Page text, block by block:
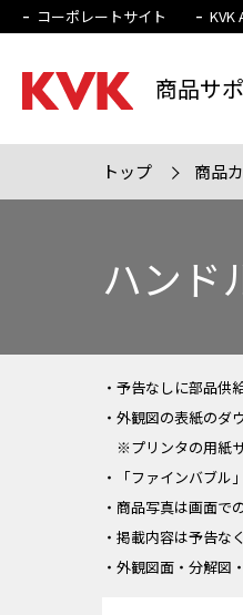
商品サ
コーポレートサイト KVK
トップ 商品
ハンド
・予告なしに部品供
・外観図の表紙のダ
※プリンタの用紙サ
・「ファインバブル
・商品写真は画面で
・掲載内容は予告な
・外観図面・分解図